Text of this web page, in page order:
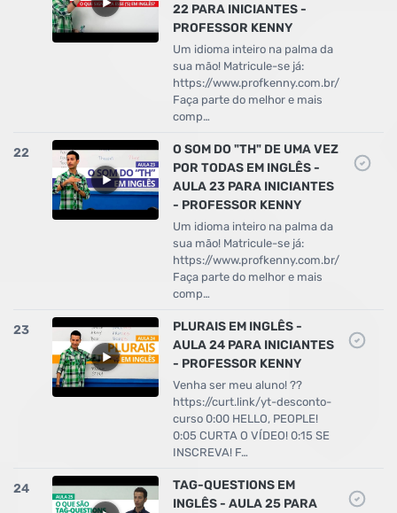
22 PARA INICIANTES -
PROFESSOR KENNY
Um idioma inteiro na palma da
sua mão! Matricule-se já:
https://www.profkenny.com.br/
Faça parte do melhor e mais
comp…
22
O SOM DO "TH" DE UMA VEZ
POR TODAS EM INGLÊS -
AULA 23 PARA INICIANTES
- PROFESSOR KENNY
Um idioma inteiro na palma da
sua mão! Matricule-se já:
https://www.profkenny.com.br/
Faça parte do melhor e mais
comp…
23
PLURAIS EM INGLÊS -
AULA 24 PARA INICIANTES
- PROFESSOR KENNY
Venha ser meu aluno! ??
https://curt.link/yt-desconto-
curso 0:00 HELLO, PEOPLE!
0:05 CURTA O VÍDEO! 0:15 SE
INSCREVA! F…
24
TAG-QUESTIONS EM
INGLÊS - AULA 25 PARA